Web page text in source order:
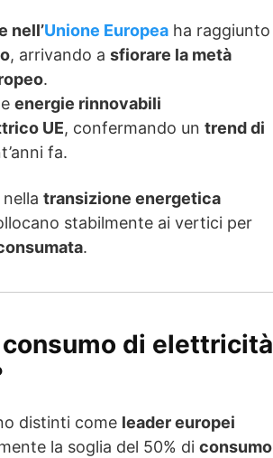
nell’Unione Europea ha raggiunto
, arrivando a sfiorare la metà
.
energie rinnovabili
UE, confermando un trend di
fa.
transizione energetica
stabilmente ai vertici per
.
di elettricità
distinti come leader europei
la soglia del 50% di consumo